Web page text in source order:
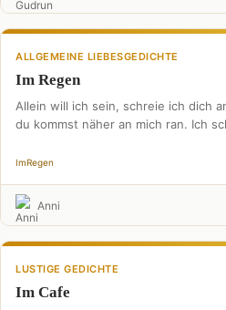
ALLGEMEINE LIEBESGEDICHTE
Im Regen
Allein will ich sein, schreie ich dich
du kommst näher an mich ran. Ich
ImRegen
Anni
LUSTIGE GEDICHTE
Im Cafe